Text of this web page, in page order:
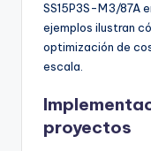
SS15P3S-M3/87A
ejemplos ilustran
optimización de
escala.
proyectos